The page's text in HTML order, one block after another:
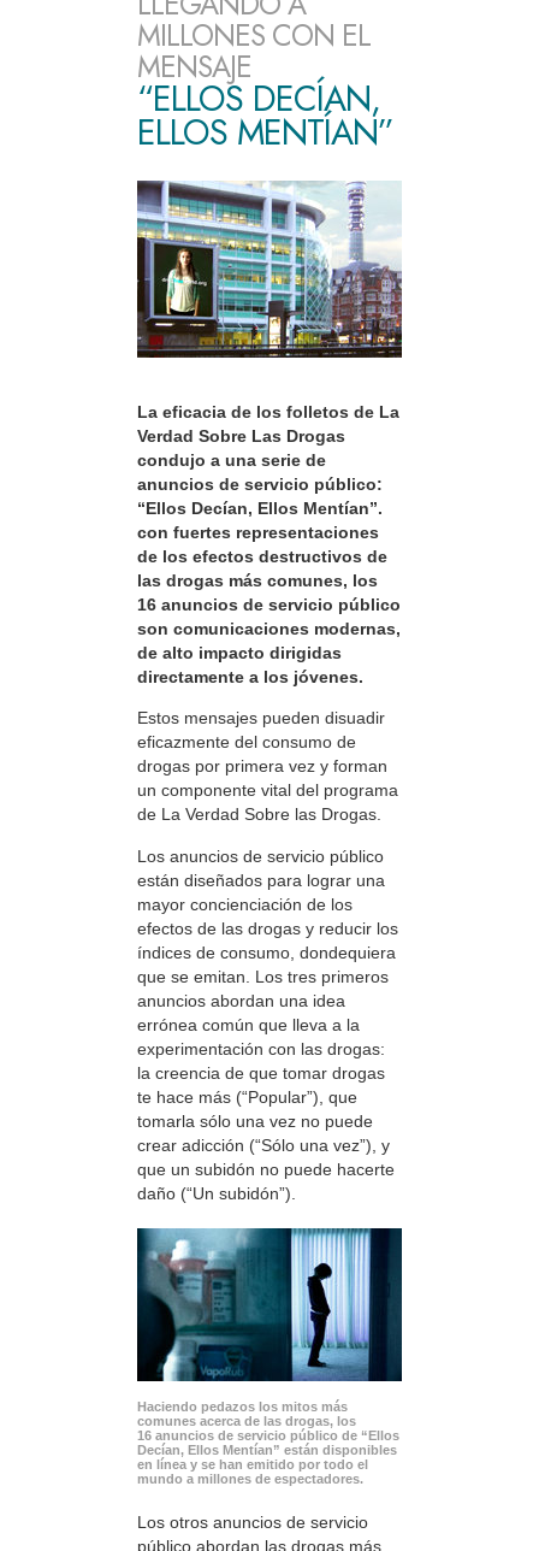
MILLONES CON EL
MENSAJE
“ELLOS DECÍAN,
ELLOS MENTÍAN”
La eficacia de los folletos de La
Verdad Sobre Las Drogas
condujo a una serie de
anuncios de servicio público:
“Ellos Decían, Ellos Mentían”.
con fuertes representaciones
de los efectos destructivos de
las drogas más comunes, los
16 anuncios de servicio público
son comunicaciones modernas,
de alto impacto dirigidas
directamente a los jóvenes.
Estos mensajes pueden disuadir
eficazmente del consumo de
drogas por primera vez y forman
un componente vital del programa
de La Verdad Sobre las Drogas.
Los anuncios de servicio público
están diseñados para lograr una
mayor concienciación de los
efectos de las drogas y reducir los
índices de consumo, dondequiera
que se emitan. Los tres primeros
anuncios abordan una idea
errónea común que lleva a la
experimentación con las drogas:
la creencia de que tomar drogas
te hace más (“Popular”), que
tomarla sólo una vez no puede
crear adicción (“Sólo una vez”), y
que un subidón no puede hacerte
daño (“Un subidón”).
Haciendo pedazos los mitos más
comunes acerca de las drogas, los
16 anuncios de servicio público de “Ellos
Decían, Ellos Mentían” están disponibles
en línea y se han emitido por todo el
mundo a millones de espectadores.
Los otros anuncios de servicio
público abordan las drogas más